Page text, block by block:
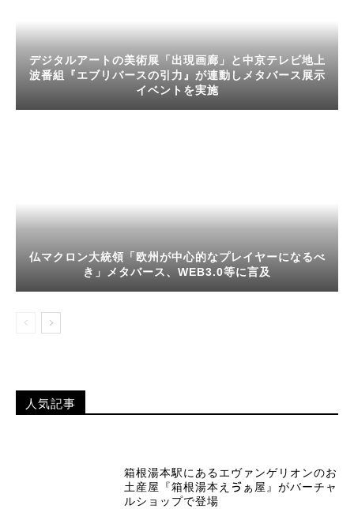
デジタルアートの美術展「出現画廊」と中京テレビ地上
波番組『エブリバースの引力』が連動しメタバース展示
イベントを実施
仏マクロン大統領「欧州が中心的なプレイヤーになるべ
き」メタバース、WEB3.0等に言及
人気記事
箱根湯本駅にあるエヴァンゲリオンのお
土産屋『箱根湯本えゔぁ屋』がバーチャ
ルショップで登場